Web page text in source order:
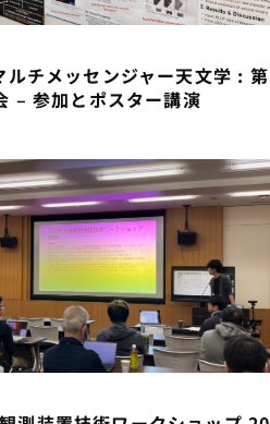
チメッセンジャー天文学 : 第
– 参加とポスター講演